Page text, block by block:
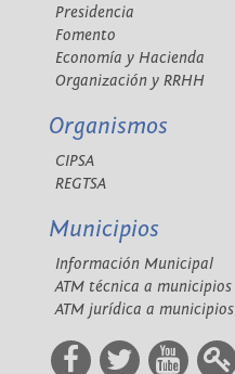
Presidencia
Fomento
Economía y Hacienda
Organización y RRHH
Organismos
CIPSA
REGTSA
Municipios
Información Municipal
ATM técnica a municipios
ATM jurídica a municipios